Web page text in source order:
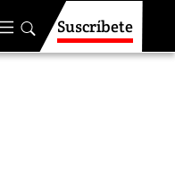
Suscríbete